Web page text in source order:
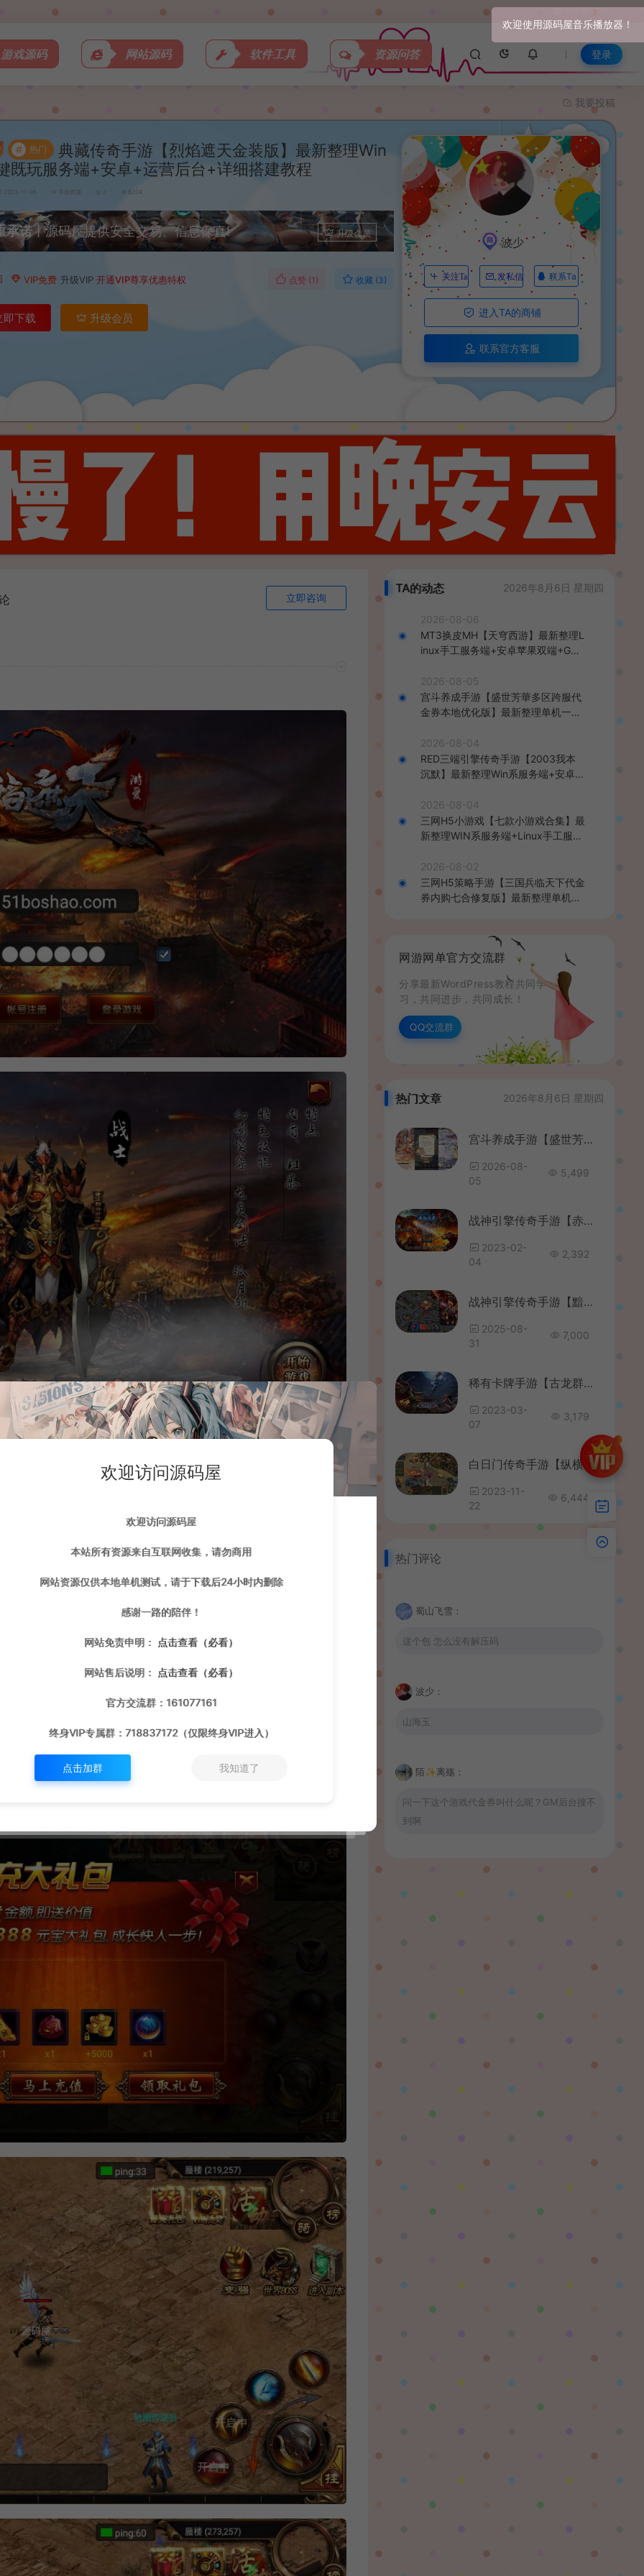
关于我们
游戏源码 网站源码 软件工具 资源问答 登录
我要投稿
# 热门
典藏传奇手游【烈焰遮天金装版】最新整理Win
既玩服务端+安卓+运营后台+详细搭建教程
2023-11-06 手游资源 3 6,124
承诺丨源码屋提供安全交易、信息保真! 升级会员
VIP免费 升级VIP 开通VIP尊享优惠特权 点赞 (1 ) 收藏 (3)
即下载 升级会员
波少
关注Ta 发私信 联系Ta
进入TA的商铺
联系官方客服
立即咨询
TA的动态 2026年8月6日 星期四
2026-08-06
MT3换皮MH【天穹西游】最新整理L
inux手工服务端+安卓苹果双端+GM
教程
2026-08-05
宫斗养成手游【盛世芳華多区跨服代
金券本地优化版】最新整理单机一键
后台+安卓+详细搭建教程
2026-08-04
RED三端引擎传奇手游【2003我本
沉默】最新整理Win系服务端+安卓苹
2026-08-04
三网H5小游戏【七款小游戏合集】最
新整理WIN系服务端+Linux手工服务
2026-08-02
三网H5策略手游【三国兵临天下代金
券内购七合修复版】最新整理单机一
端+详细搭建教程+视频教程
网游网单官方交流群
分享最新WordPress教程共同学
习，共同进步，共同成长！
QQ交流群
热门文章 2026年8月6日 星期四
宫斗养成手游【盛世芳華多区跨服代金券本地优化版】最新整理单机一键即玩端+Linux手工服务端+CDK授权后台+安卓+详细搭建教程
2026-08-
05
5,499
战神引擎传奇手游【赤血火龙免授权修复版】最新整理WIN系特色服务端+安卓苹果双端+GM后台+详细搭建教程
2023-02-
04
2,392
战神引擎传奇手游【黯晶灭世[白猪3.1]】最新整理Win系特色服务端+安卓苹果双端+GM授权后台+详细搭建教程
2025-08-
31
7,000
稀有卡牌手游【古龙群侠传2-燕南天清档版】最新整理WIN系特色服务端+安卓苹果双端+本地验证+GM后台+详细搭建教程
2023-03-
07
3,179
白日门传奇手游【纵横天下三职业明文版】最新整理Win一键即玩服务端+安卓苹果双端+GM后台+详细搭建教程
2023-11-
22
6,444
热门评论
蜀山飞雪：
这个包 怎么没有解压码
波少：
山海玉
陌✨离殇：
问一下这个游戏代金券叫什么呢？GM后台搜不
到啊
66666666666666
欢迎访问源码屋
欢迎访问源码屋
本站所有资源来自互联网收集，请勿商用
网站资源仅供本地单机测试，请于下载后24小时内删除
感谢一路的陪伴！
网站免责申明： 点击查看（必看）
网站售后说明： 点击查看（必看）
官方交流群：161077161
终身VIP专属群：718837172（仅限终身VIP进入）
点击加群 我知道了